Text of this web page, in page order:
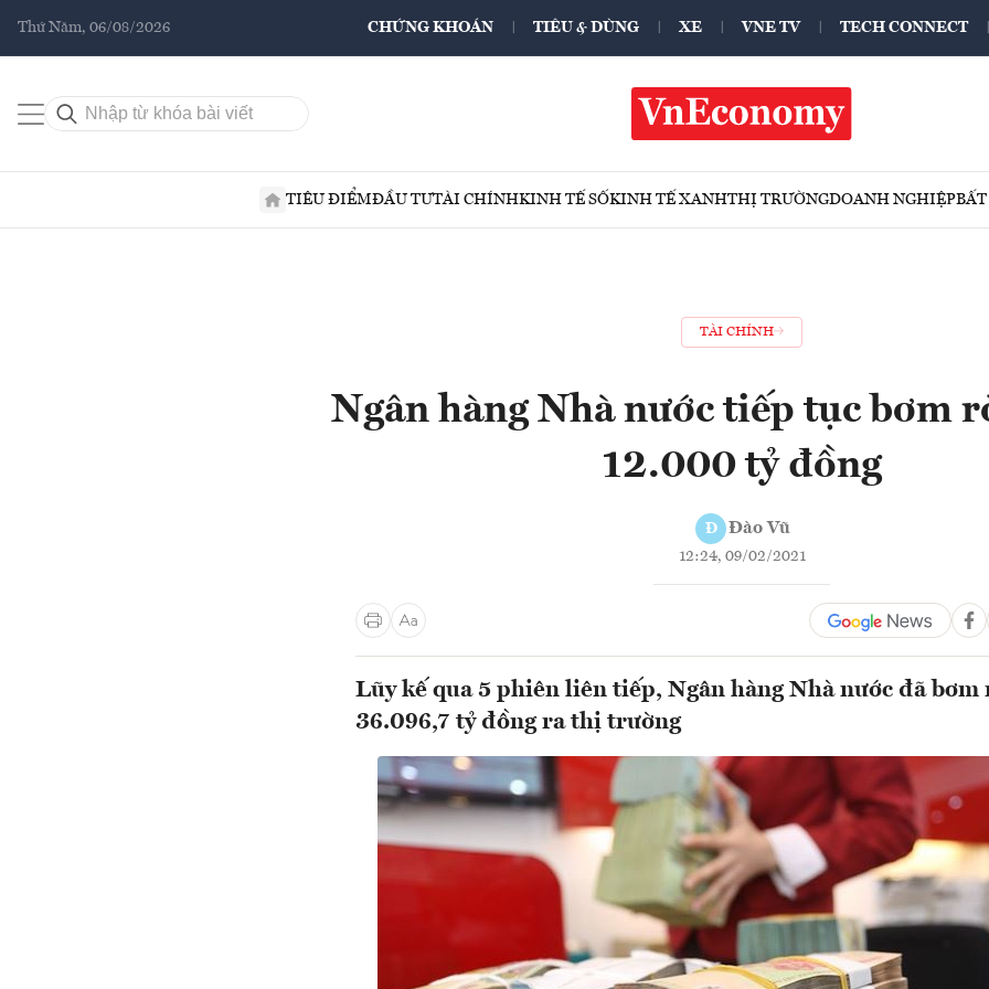
Thứ Năm, 06/08/2026 CHỨNG KHOÁN TIÊU & DÙNG XE VNE TV TECH CONNECT
TIÊU ĐIỂMĐẦU TƯTÀI CHÍNHKINH TẾ SỐKINH TẾ XANHTHỊ TRƯỜNGDOANH NGHIỆPBẤT
TÀI CHÍNH
Ngân hàng Nhà nước tiếp tục bơm
12.000 tỷ đồng
Đ Đào Vũ
12:24, 09/02/2021
Lũy kế qua 5 phiên liên tiếp, Ngân hàng Nhà nước đã bơm
36.096,7 tỷ đồng ra thị trường